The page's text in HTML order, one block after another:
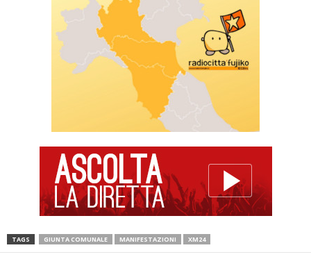
TAGS GIUNTA COMUNALE MANIFESTAZIONI XM24